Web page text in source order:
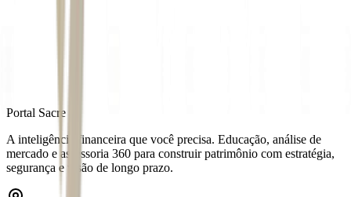
Portal Sacre
A inteligência financeira que você precisa. Educação, análise de
mercado e assessoria 360 para construir patrimônio com estratégia,
segurança e visão de longo prazo.